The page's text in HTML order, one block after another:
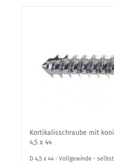
Kortikalisschraube mit
4,5 x 44
D 4,5 x 44 - Vollgewinde -